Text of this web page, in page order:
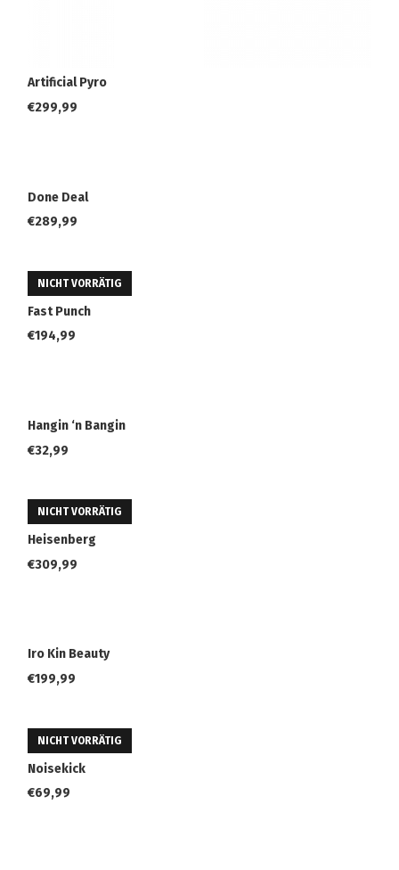
Artificial Pyro
€299,99
Done Deal
€289,99
NICHT VORRÄTIG
Fast Punch
€194,99
Hangin ‘n Bangin
€32,99
NICHT VORRÄTIG
Heisenberg
€309,99
Iro Kin Beauty
€199,99
NICHT VORRÄTIG
Noisekick
€69,99